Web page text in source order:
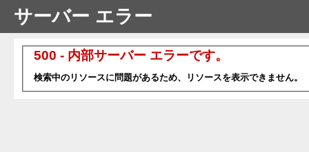
サーバー エラー
500 - 内部サーバー エラーです。
検索中のリソースに問題があるため、リソースを表示できません。